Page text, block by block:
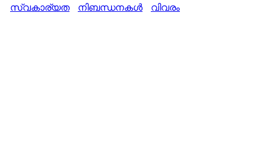
സ്വകാര്യത
നിബന്ധനകൾ വിവരം